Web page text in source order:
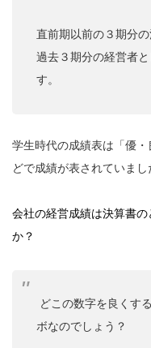
直前期以前の３期分
過去３期分の経営者
す。
学生時代の成績表は「優
どで成績が表されていまし
会社の経営成績は決算書
か？
どこの数字を良くす
ボなのでしょう？